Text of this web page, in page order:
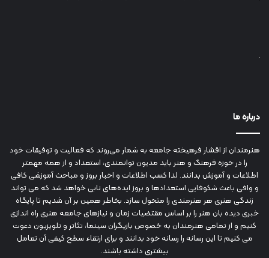
درباره ما
هنرمندان از اقشار فرهیخته جامعه به شمار می‌روند که فعالیت و توفیقات خود
را در حوزه فرهنگ و هنر باید مدیون توانمندی، استعداد و از همه مهمتر
اطلاعات و آموزش بدانند. لذا کسب اطلاعات و اخبار بروز و مباحث آموزشی کافی
و وافی باعث شکوفایی استعدادها و بروز ایده‌های نابی خواهد شد که می تواند
زندگی هنری هر هنرمندی را متحول سازد. بخاطر همین بر آن شدیم تا پایگاه
خبری دیده بان هنر را بر اساس مقتضیات زمان و نیازهای جامعه هنری راه اندازی
کنیم و از تمامی هنرمندان به خصوص بازیگران سینما، تئاتر و تلویزیون دعوت
می کنیم تا این رسانه را رسانه خود بدانند و برای ارتقاء سطح کیفی آن تعامل
بیشتری داشته باشند.